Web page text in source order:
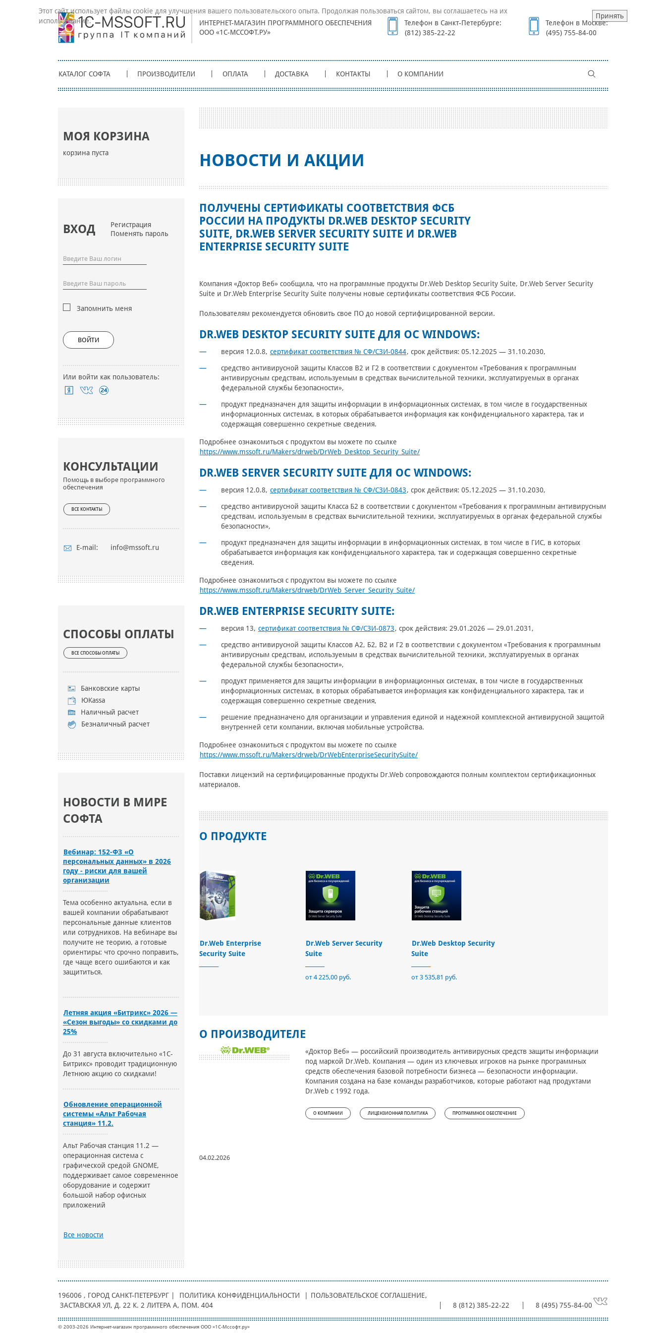
ИНТЕРНЕТ-МАГАЗИН ПРОГРАММНОГО ОБЕСПЕЧЕНИЯ
ООО «1С-МССОФТ.РУ»
Телефон в Санкт-Петербурге:
(812) 385-22-22
Телефон в Москве:
(495) 755-84-00
КАТАЛОГ СОФТА ПРОИЗВОДИТЕЛИ ОПЛАТА ДОСТАВКА КОНТАКТЫ О КОМПАНИИ
МОЯ КОРЗИНА
корзина пуста
ВХОД
Регистрация
Поменять пароль
Запомнить меня
ВОЙТИ
Или войти как пользователь:
КОНСУЛЬТАЦИИ
Помощь в выборе программного
обеспечения
ВСЕ КОНТАКТЫ
E-mail: info@mssoft.ru
СПОСОБЫ ОПЛАТЫ
ВСЕ СПОСОБЫ ОПЛАТЫ
Банковские карты
ЮKassa
Наличный расчет
Безналичный расчет
НОВОСТИ В МИРЕ
СОФТА
Вебинар: 152-ФЗ «О
персональных данных» в 2026
году - риски для вашей
организации
Тема особенно актуальна, если в
вашей компании обрабатывают
персональные данные клиентов
или сотрудников. На вебинаре вы
получите не теорию, а готовые
ориентиры: что срочно поправить,
где чаще всего ошибаются и как
защититься.
Летняя акция «Битрикс» 2026 —
«Сезон выгоды» со скидками до
25%
До 31 августа включительно «1С-
Битрикс» проводит традиционную
Летнюю акцию со скидками!
Обновление операционной
системы «Альт Рабочая
станция» 11.2.
Альт Рабочая станция 11.2 —
операционная система с
графической средой GNOME,
поддерживает самое современное
оборудование и содержит
большой набор офисных
приложений
Все новости
НОВОСТИ И АКЦИИ
ПОЛУЧЕНЫ СЕРТИФИКАТЫ СООТВЕТСТВИЯ ФСБ
РОССИИ НА ПРОДУКТЫ DR.WEB DESKTOP SECURITY
SUITE, DR.WEB SERVER SECURITY SUITE И DR.WEB
ENTERPRISE SECURITY SUITE
Компания «Доктор Веб» сообщила, что на программные продукты Dr.Web Desktop Security Suite, Dr.Web Server Security
Suite и Dr.Web Enterprise Security Suite получены новые сертификаты соответствия ФСБ России.
Пользователям рекомендуется обновить свое ПО до новой сертифицированной версии.
DR.WEB DESKTOP SECURITY SUITE ДЛЯ ОС WINDOWS:
версия 12.0.8, сертификат соответствия № СФ/СЗИ-0844, срок действия: 05.12.2025 — 31.10.2030,
средство антивирусной защиты Классов В2 и Г2 в соответствии с документом «Требования к программным
антивирусным средствам, используемым в средствах вычислительной техники, эксплуатируемых в органах
федеральной службы безопасности»,
продукт предназначен для защиты информации в информационных системах, в том числе в государственных
информационных системах, в которых обрабатывается информация как конфиденциального характера, так и
содержащая совершенно секретные сведения.
Подробнее ознакомиться с продуктом вы можете по ссылке
https://www.mssoft.ru/Makers/drweb/DrWeb_Desktop_Security_Suite/
DR.WEB SERVER SECURITY SUITE ДЛЯ ОС WINDOWS:
версия 12.0.8, сертификат соответствия № СФ/СЗИ-0843, срок действия: 05.12.2025 — 31.10.2030,
средство антивирусной защиты Класса Б2 в соответствии с документом «Требования к программным антивирусным
средствам, используемым в средствах вычислительной техники, эксплуатируемых в органах федеральной службы
безопасности»,
продукт предназначен для защиты информации в информационных системах, в том числе в ГИС, в которых
обрабатывается информация как конфиденциального характера, так и содержащая совершенно секретные
сведения.
Подробнее ознакомиться с продуктом вы можете по ссылке
https://www.mssoft.ru/Makers/drweb/DrWeb_Server_Security_Suite/
DR.WEB ENTERPRISE SECURITY SUITE:
версия 13, сертификат соответствия № СФ/СЗИ-0873, срок действия: 29.01.2026 — 29.01.2031,
средство антивирусной защиты Классов А2, Б2, В2 и Г2 в соответствии с документом «Требования к программным
антивирусным средствам, используемым в средствах вычислительной техники, эксплуатируемых в органах
федеральной службы безопасности»,
продукт применяется для защиты информации в информационных системах, в том числе в государственных
информационных системах, в которых обрабатывается информация как конфиденциального характера, так и
содержащая совершенно секретные сведения,
решение предназначено для организации и управления единой и надежной комплексной антивирусной защитой
внутренней сети компании, включая мобильные устройства.
Подробнее ознакомиться с продуктом вы можете по ссылке
https://www.mssoft.ru/Makers/drweb/DrWebEnterpriseSecuritySuite/
Поставки лицензий на сертифицированные продукты Dr.Web сопровождаются полным комплектом сертификационных
материалов.
О ПРОДУКТЕ
Dr.Web Enterprise
Security Suite
Dr.Web Server Security
Suite
от 4 225,00 руб.
Dr.Web Desktop Security
Suite
от 3 535,81 руб.
О ПРОИЗВОДИТЕЛЕ
«Доктор Веб» — российский производитель антивирусных средств защиты информации
под маркой Dr.Web. Компания — один из ключевых игроков на рынке программных
средств обеспечения базовой потребности бизнеса — безопасности информации.
Компания создана на базе команды разработчиков, которые работают над продуктами
Dr.Web с 1992 года.
О КОМПАНИИ ЛИЦЕНЗИОННАЯ ПОЛИТИКА ПРОГРАММНОЕ ОБЕСПЕЧЕНИЕ
04.02.2026
196006 , ГОРОД САНКТ-ПЕТЕРБУРГ | ПОЛИТИКА КОНФИДЕНЦИАЛЬНОСТИ ПОЛЬЗОВАТЕЛЬСКОЕ СОГЛАШЕНИЕ,
ЗАСТАВСКАЯ УЛ, Д. 22 К. 2 ЛИТЕРА А, ПОМ. 404
8 (812) 385-22-22 8 (495) 755-84-00
© 2003-2026 Интернет-магазин программного обеспечения ООО «1С-Мcсофт.ру»
Этот сайт использует файлы cookie для улучшения вашего пользовательского опыта. Продолжая пользоваться сайтом, вы соглашаетесь на их
использование.
Принять